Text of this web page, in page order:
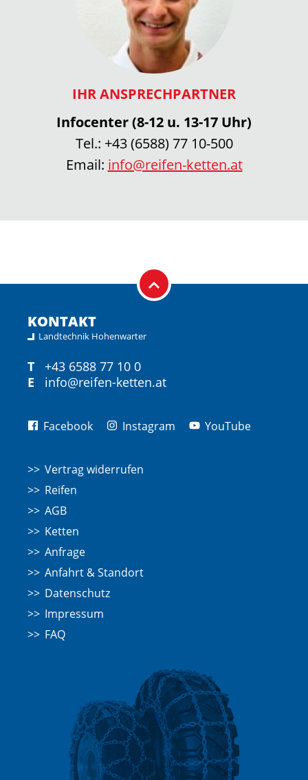
IHR ANSPRECHPARTNER
Infocenter (8-12 u. 13-17 Uhr)
Tel.: +43 (6588) 77 10-500
Email: info@reifen-ketten.at
KONTAKT
Landtechnik Hohenwarter
T
+43 6588 77 10 0
E
info@reifen-ketten.at
Facebook Instagram YouTube
Vertrag widerrufen
Reifen
AGB
Ketten
Anfrage
Anfahrt & Standort
Datenschutz
Impressum
FAQ